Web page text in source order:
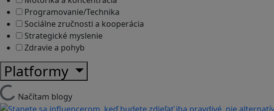
Programovanie/Technika
Sociálne zručnosti a kooperácia
Strategické myslenie
Zdravie a pohyb
Platformy
Načítam blogy